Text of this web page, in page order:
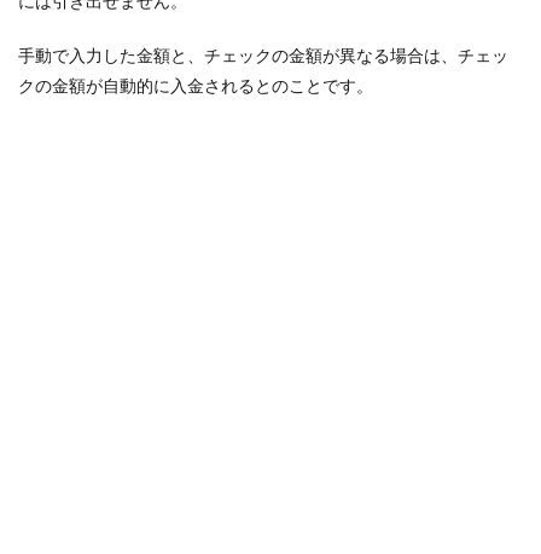
手動で入力した金額と、チェックの金額が異なる場合は、チェッ
クの金額が自動的に入金されるとのことです。